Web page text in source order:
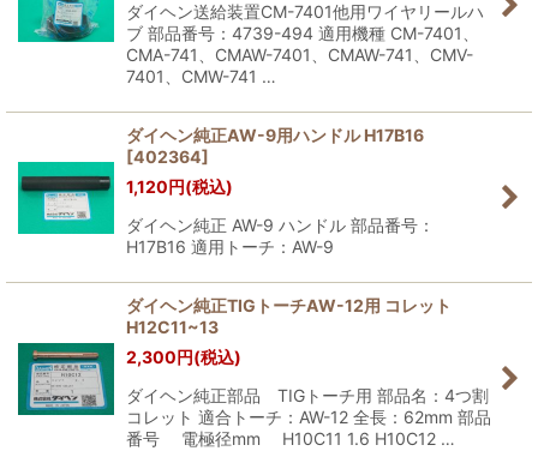
ダイヘン送給装置CM-7401他用ワイヤリールハ
ブ 部品番号：4739-494 適用機種 CM-7401、
CMA-741、CMAW-7401、CMAW-741、CMV-
7401、CMW-741 …
ダイヘン純正AW-9用ハンドル H17B16
[402364]
1,120円(税込)
ダイヘン純正 AW-9 ハンドル 部品番号：
H17B16 適用トーチ：AW-9
ダイヘン純正TIGトーチAW-12用 コレット
H12C11~13
2,300円(税込)
ダイヘン純正部品 TIGトーチ用 部品名：4つ割
コレット 適合トーチ：AW-12 全長：62mm 部品
番号 電極径mm H10C11 1.6 H10C12 …